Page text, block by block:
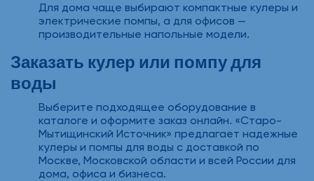
Для дома чаще выбирают компактные кулеры и
электрические помпы, а для офисов —
производительные напольные модели.
Заказать кулер или помпу для
воды
Выберите подходящее оборудование в
каталоге и оформите заказ онлайн. «Старо-
Мытищинский Источник» предлагает надежные
кулеры и помпы для воды с доставкой по
Москве, Московской области и всей России для
дома, офиса и бизнеса.